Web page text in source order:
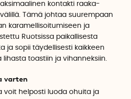
kontakti raaka-
Tämä johtaa suurempaan
karamellisoitumiseen ja
Ruotsissa paikallisesta
ja sopii täydellisesti kaikkeen
toastiin ja vihanneksiin.
varten
voit helposti luoda ohuita ja